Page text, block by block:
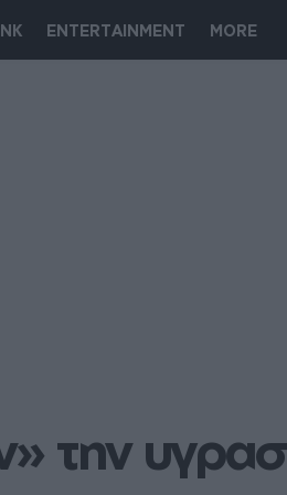
ENTERTAINMENT MORE
την